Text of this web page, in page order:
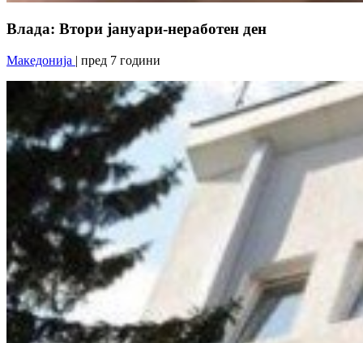
Влада: Втори јануари-неработен ден
Македонија | пред 7 години